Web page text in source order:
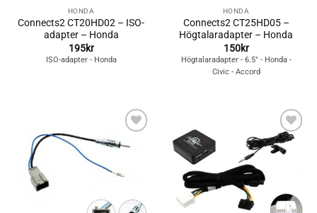
HONDA
Connects2 CT20HD02 – ISO-
adapter – Honda
195kr
ISO-adapter - Honda
HONDA
Connects2 CT25HD05 –
Högtalaradapter – Honda
150kr
Högtalaradapter - 6.5" - Honda -
Civic - Accord
Lägg till i
Lägg till i
önskelistan